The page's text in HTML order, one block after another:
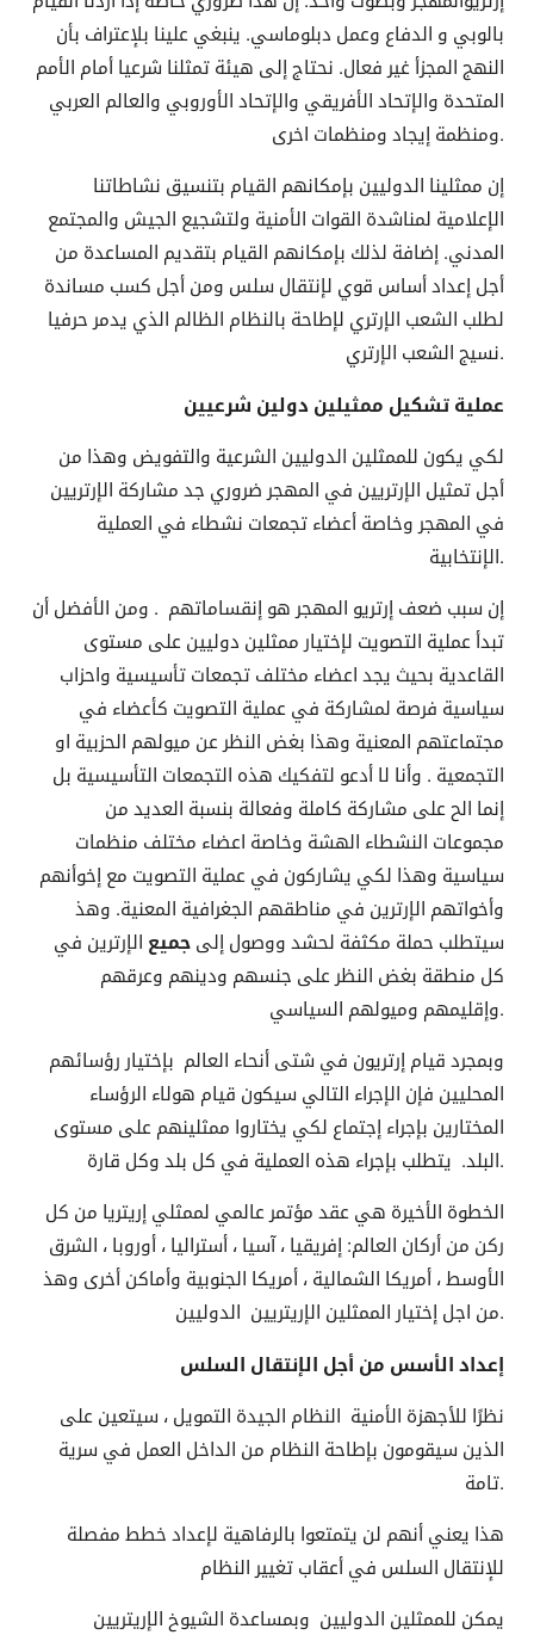
بالوبي و الدفاع وعمل دبلوماسي. ينبغي علينا بلإعتراف بأن
النهج المجزأ غير فعال. نحتاج إلى هيئة تمثلنا شرعيا أمام الأمم
المتحدة والإتحاد الأفريقي والإتحاد الأوروبي والعالم العربي
ومنظمة إيجاد ومنظمات اخرى.
إن ممثلينا الدوليين بإمكانهم القيام بتنسيق نشاطاتنا
الإعلامية لمناشدة القوات الأمنية ولتشجيع الجيش والمجتمع
المدني. إضافة لذلك بإمكانهم القيام بتقديم المساعدة من
أجل إعداد أساس قوي لإنتقال سلس ومن أجل كسب مساندة
لطلب الشعب الإرتري لإطاحة بالنظام الظالم الذي يدمر حرفيا
نسيج الشعب الإرتري.
عملية تشكيل ممثيلين دولين شرعيين
لكي يكون للممثلين الدوليين الشرعية والتفويض وهذا من
أجل تمثيل الإرتريين في المهجر ضروري جد مشاركة الإرتريين
في المهجر وخاصة أعضاء تجمعات نشطاء في العملية
الإنتخابية.
إن سبب ضعف إرتريو المهجر هو إنقساماتهم . ومن الأفضل أن
تبدأ عملية التصويت لإختيار ممثلين دوليين على مستوى
القاعدية بحيث يجد اعضاء مختلف تجمعات تأسيسية واحزاب
سياسية فرصة لمشاركة في عملية التصويت كأعضاء في
مجتماعتهم المعنية وهذا بغض النظر عن ميولهم الحزبية او
التجمعية . وأنا لا أدعو لتفكيك هذه التجمعات التأسيسية بل
إنما الح على مشاركة كاملة وفعالة بنسبة العديد من
مجموعات النشطاء الهشة وخاصة اعضاء مختلف منظمات
سياسية وهذا لكي يشاركون في عملية التصويت مع إخوأنهم
وأخواتهم الإرترين في مناطقهم الجغرافية المعنية. وهذ
سيتطلب حملة مكثفة لحشد ووصول إلى جميع الإرترين في
كل منطقة بغض النظر على جنسهم ودينهم وعرقهم
وإقليمهم وميولهم السياسي.
وبمجرد قيام إرتريون في شتى أنحاء العالم بإختيار رؤسائهم
المحليين فإن الإجراء التالي سيكون قيام هولاء الرؤساء
المختارين بإجراء إجتماع لكي يختاروا ممثلينهم على مستوى
البلد. يتطلب بإجراء هذه العملية في كل بلد وكل قارة.
الخطوة الأخيرة هي عقد مؤتمر عالمي لممثلي إريتريا من كل
ركن من أركان العالم: إفريقيا ، آسيا ، أستراليا ، أوروبا ، الشرق
الأوسط ، أمريكا الشمالية ، أمريكا الجنوبية وأماكن أخرى وهذ
من اجل إختيار الممثلين الإريتريين الدوليين.
إعداد الأسس من أجل الإنتقال السلس
نظرًا للأجهزة الأمنية النظام الجيدة التمويل ، سيتعين على
الذين سيقومون بإطاحة النظام من الداخل العمل في سرية
تامة.
هذا يعني أنهم لن يتمتعوا بالرفاهية لإعداد خطط مفصلة
للإنتقال السلس في أعقاب تغيير النظام
يمكن للممثلين الدوليين وبمساعدة الشيوخ الإريتريين